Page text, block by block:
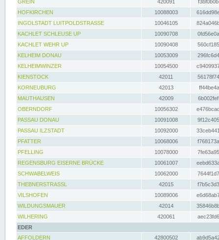
GREIN
420091
HOFKIRCHEN
10088003
INGOLSTADT LUITPOLDSTRASSE
10046105
KACHLET SCHLEUSE UP
10090708
KACHLET WEHR UP
10090408
KELHEIM DONAU
10053009
KELHEIMWINZER
10054500
KIENSTOCK
42011
KORNEUBURG
42013
MAUTHAUSEN
42009
OBERNDORF
10056302
PASSAU DONAU
10091008
PASSAU ILZSTADT
10092000
PFATTER
10068006
PFELLING
10078000
REGENSBURG EISERNE BRÜCKE
10061007
SCHWABELWEIS
10062000
THEBNERSTRASSL
42015
VILSHOFEN
10089006
WILDUNGSMAUER
42014
WILHERING
420061
EDER
AFFOLDERN
42800502